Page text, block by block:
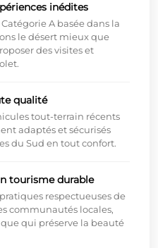
inédites
A basée dans la
le désert mieux que
des visites et
qualité
tout-terrain récents
adaptés et sécurisés
du Sud en tout confort.
tourisme durable
respectueuses de
communautés locales,
qui préserve la beauté